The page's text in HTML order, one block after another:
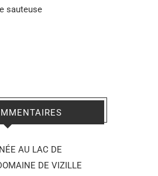
sauteuse
AU LAC DE
DE VIZILLE